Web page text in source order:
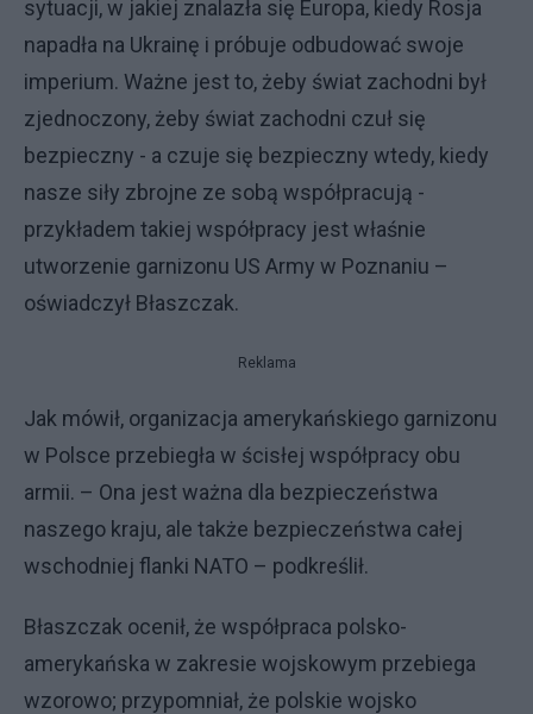
sytuacji, w jakiej znalazła się Europa, kiedy Rosja
napadła na Ukrainę i próbuje odbudować swoje
imperium. Ważne jest to, żeby świat zachodni był
zjednoczony, żeby świat zachodni czuł się
bezpieczny - a czuje się bezpieczny wtedy, kiedy
nasze siły zbrojne ze sobą współpracują -
przykładem takiej współpracy jest właśnie
utworzenie garnizonu US Army w Poznaniu –
oświadczył Błaszczak.
Reklama
Jak mówił, organizacja amerykańskiego garnizonu
w Polsce przebiegła w ścisłej współpracy obu
armii. – Ona jest ważna dla bezpieczeństwa
naszego kraju, ale także bezpieczeństwa całej
wschodniej flanki NATO – podkreślił.
Błaszczak ocenił, że współpraca polsko-
amerykańska w zakresie wojskowym przebiega
wzorowo; przypomniał, że polskie wojsko